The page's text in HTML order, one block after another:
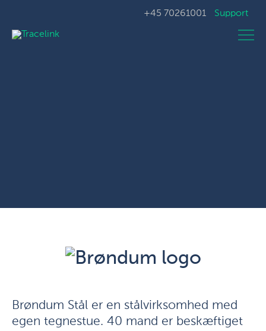
+45 70261001 Support
Brøndum Stål er en stålvirksomhed med
egen tegnestue. 40 mand er beskæftiget